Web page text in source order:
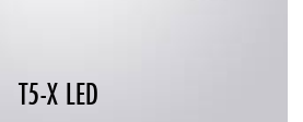
T5-X LED